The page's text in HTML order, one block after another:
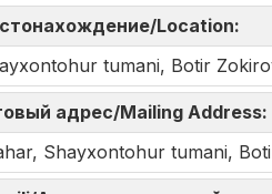
Location:
tumani, Botir
адрес/Mailing Address:
Shayxontohur tumani,